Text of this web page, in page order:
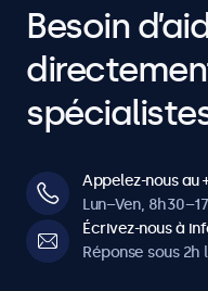
Besoin
Appelez-nous au
Lun–Ven,
Écrivez-nous à
Réponse sous